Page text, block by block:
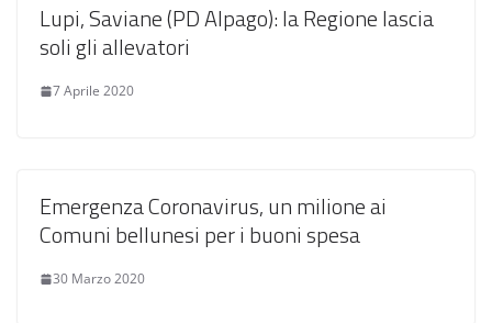
Lupi, Saviane (PD Alpago): la Regione lascia
soli gli allevatori
7 Aprile 2020
Emergenza Coronavirus, un milione ai
Comuni bellunesi per i buoni spesa
30 Marzo 2020